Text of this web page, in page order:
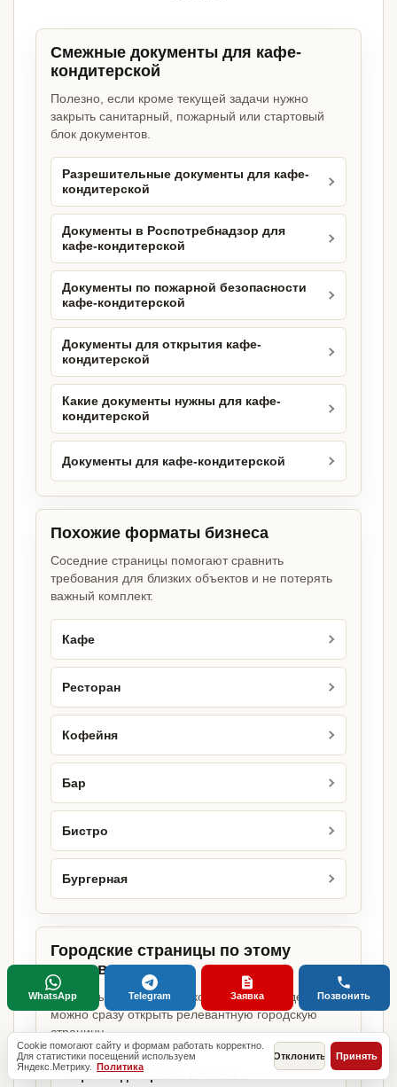
Смежные документы для кафе-
кондитерской
Полезно, если кроме текущей задачи нужно
закрыть санитарный, пожарный или стартовый
блок документов.
Разрешительные документы для кафе-
кондитерской
Документы в Роспотребнадзор для
кафе-кондитерской
Документы по пожарной безопасности
кафе-кондитерской
Документы для открытия кафе-
кондитерской
Какие документы нужны для кафе-
кондитерской
Документы для кафе-кондитерской
Похожие форматы бизнеса
Соседние страницы помогают сравнить
требования для близких объектов и не потерять
важный комплект.
Кафе
Ресторан
Кофейня
Бар
Бистро
Бургерная
Городские страницы по этому
направлению
Если объект работает в конкретном городе,
можно сразу открыть релевантную городскую
страницу.
Кафе-кондитерская в Москве
Cookie помогают сайту и формам работать корректно.
Для статистики посещений используем
Яндекс.Метрику. Политика
Отклонить Принять
WhatsApp Telegram Заявка Позвонить